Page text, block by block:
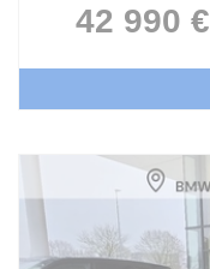
42 990 €